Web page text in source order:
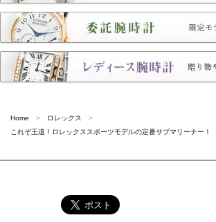
Home
ロレックス
これぞ王道！ロレックススポーツモデルの定番サブマリーナー！